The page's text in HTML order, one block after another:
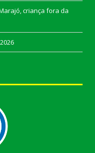
Marajó, criança fora da